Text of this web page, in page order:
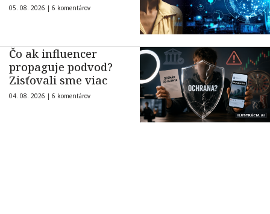
05. 08. 2026 | 6 komentárov
Čo ak influencer
propaguje podvod?
Zisťovali sme viac
04. 08. 2026 | 6 komentárov